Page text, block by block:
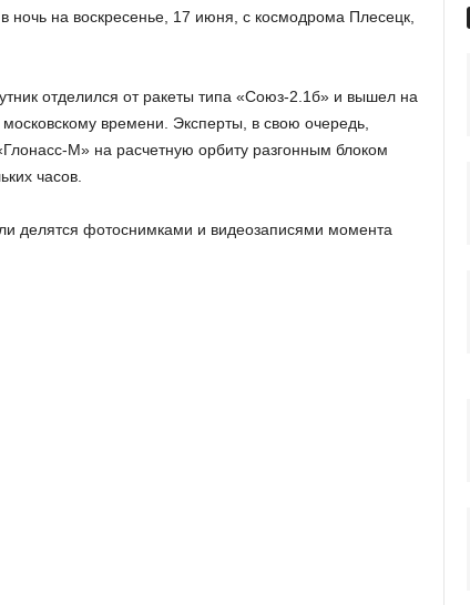
ночь на воскресенье, 17 июня, с космодрома Плесецк,
отделился от ракеты типа «Союз-2.1б» и вышел на
времени. Эксперты, в свою очередь,
М» на расчетную орбиту разгонным блоком
часов.
делятся фотоснимками и видеозаписями момента